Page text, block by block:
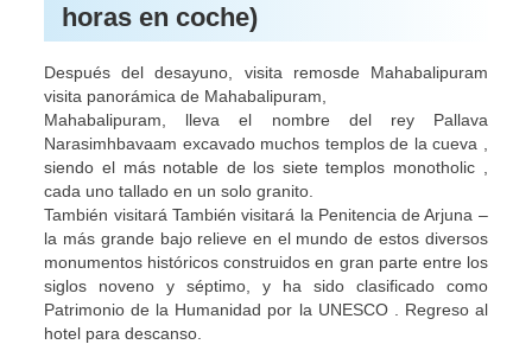
horas en coche)
Después del desayuno, visita remosde Mahabalipuram
visita panorámica de Mahabalipuram,
Mahabalipuram, lleva el nombre del rey Pallava
Narasimhbavaam excavado muchos templos de la cueva ,
siendo el más notable de los siete templos monotholic ,
cada uno tallado en un solo granito.
También visitará También visitará la Penitencia de Arjuna –
la más grande bajo relieve en el mundo de estos diversos
monumentos históricos construidos en gran parte entre los
siglos noveno y séptimo, y ha sido clasificado como
Patrimonio de la Humanidad por la UNESCO . Regreso al
hotel para descanso.